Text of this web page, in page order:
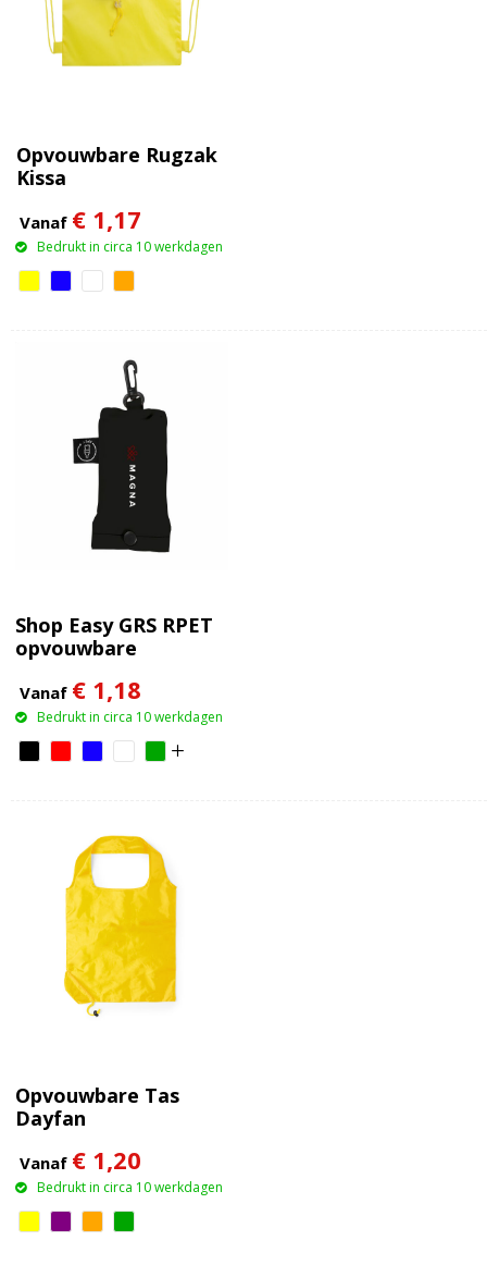
Opvouwbare Rugzak
Kissa
Vanaf € 1,17
Bedrukt in circa 10 werkdagen
Shop Easy GRS RPET
opvouwbare
Vanaf € 1,18
Bedrukt in circa 10 werkdagen
Opvouwbare Tas
Dayfan
Vanaf € 1,20
Bedrukt in circa 10 werkdagen